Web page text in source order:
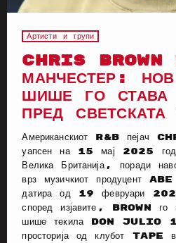
Артисти и групи
CHRIS BROWN
МАНЧЕСТЕР:
ШИШЕ ГО СТАВА
ПРЕД СВЕТСКАТА
Американскиот R&B
уапсен на 15 мај 2025
Велика Британија, поради
врз музичкиот продуцент
датира од 19 февруари
според изјавите, Brown
шише текила Don Julio
просторија од клубот